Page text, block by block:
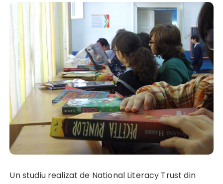
Un studiu realizat de National Literacy Trust din